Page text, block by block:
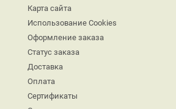
Карта сайта
Использование Cookies
Оформление заказа
Статус заказа
Доставка
Оплата
Сертификаты